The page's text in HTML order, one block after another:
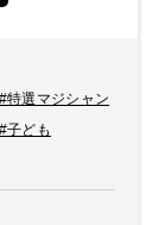
#特選マジシャン
#子ども